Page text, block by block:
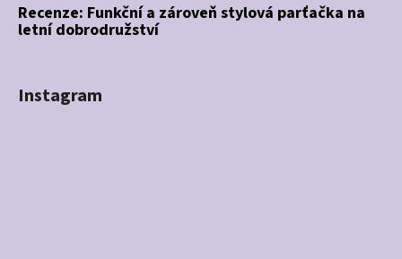
Recenze: Funkční a zároveň stylová parťačka na
letní dobrodružství
Instagram